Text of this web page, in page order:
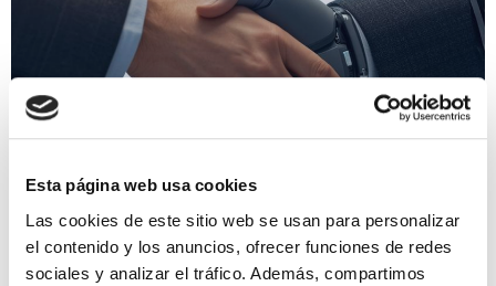
Esta página web usa cookies
Las cookies de este sitio web se usan para personalizar
el contenido y los anuncios, ofrecer funciones de redes
sociales y analizar el tráfico. Además, compartimos